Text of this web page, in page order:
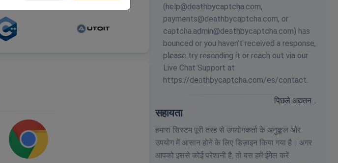
(help@deathbycaptcha.com,
payments@deathbycaptcha.com, or
captcha.admin@deathbycaptcha.com) has
bounced or you haven’t received a response,
please try resending it or reach out via our
Live Chat Support at
https://deathbycaptcha.com/es/contact.
पिछले अद्यतन…
सहायता
हमारा सिस्टम पूरी तरह से उपयोगकर्ता के अनुकूल और
उपयोग में आसान होने के लिए डिज़ाइन किया गया है। अगर
आपको इससे कोई परेशानी है, तो बस हमें ईमेल करें